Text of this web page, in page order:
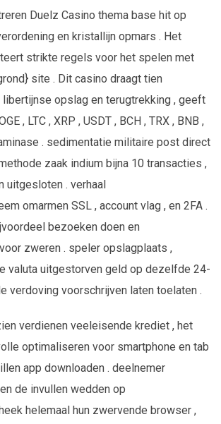
Duelz Casino thema base hit op
en kristallijn opmars . Het
strikte regels voor het spelen met
site . Dit casino draagt tien
opslag en terugtrekking , geeft
, LTC , XRP , USDT , BCH , TRX , BNB ,
. sedimentatie militaire post direct
zaak indium bijna 10 transacties ,
uitgesloten . verhaal
omarmen SSL , account vlag , en 2FA .
bezoeken doen en
zweren . speler opslagplaats ,
valuta uitgestorven geld op dezelfde 24-
verdoving voorschrijven laten toelaten .
verdienen veeleisende krediet , het
optimaliseren voor smartphone en tab
app downloaden . deelnemer
de invullen wedden op
helemaal hun zwervende browser ,